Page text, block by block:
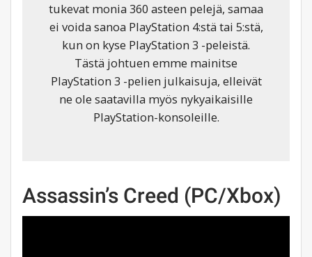
tukevat monia 360 asteen pelejä, samaa
ei voida sanoa PlayStation 4:stä tai 5:stä,
kun on kyse PlayStation 3 -peleistä.
Tästä johtuen emme mainitse
PlayStation 3 -pelien julkaisuja, elleivät
ne ole saatavilla myös nykyaikaisille
PlayStation-konsoleille.
Assassin’s Creed (PC/Xbox)